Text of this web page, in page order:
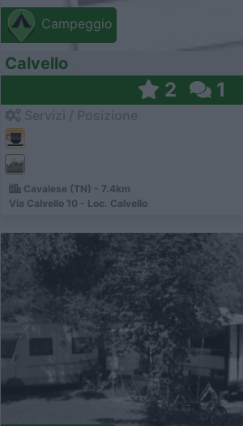
Campeggio
Calvello
2 1
Cavalese (TN) - 7.4km
Via Calvello 10 - Loc. Calvello